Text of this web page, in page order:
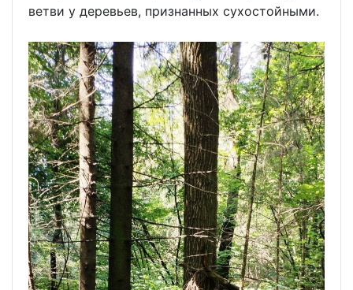
ветви у деревьев, признанных сухостойными.